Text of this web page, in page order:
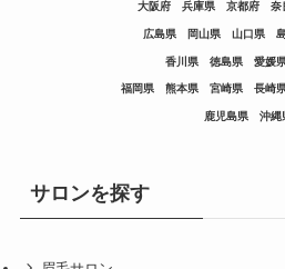
大阪府 兵庫県 京都府 奈
広島県 岡山県 山口県
香川県 徳島県 愛媛
福岡県 熊本県 宮崎県 長崎
鹿児島県 沖縄
サロンを探す